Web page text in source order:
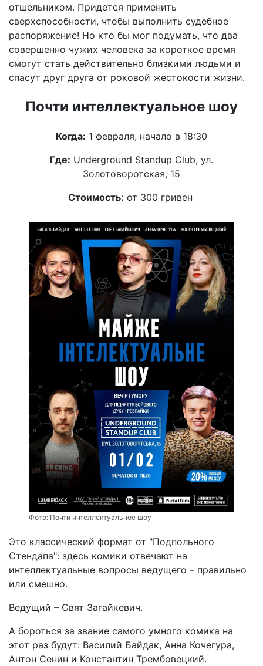
отшельником. Придется применить
сверхспособности, чтобы выполнить судебное
распоряжение! Но кто бы мог подумать, что два
совершенно чужих человека за короткое время
смогут стать действительно близкими людьми и
спасут друг друга от роковой жестокости жизни.
Почти интеллектуальное шоу
Когда: 1 февраля, начало в 18:30
Где: Underground Standup Club, ул.
Золотоворотская, 15
Стоимость: от 300 гривен
Фото: Почти интеллектуальное шоу
Это классический формат от "Подпольного
Стендапа": здесь комики отвечают на
интеллектуальные вопросы ведущего – правильно
или смешно.
Ведущий – Свят Загайкевич.
А бороться за звание самого умного комика на
этот раз будут: Василий Байдак, Анна Кочегура,
Антон Сенин и Константин Трембовецкий.